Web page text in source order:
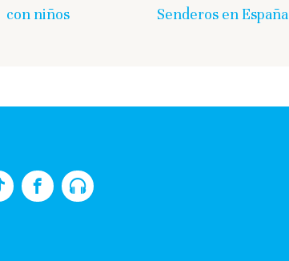
con niños
Senderos en España